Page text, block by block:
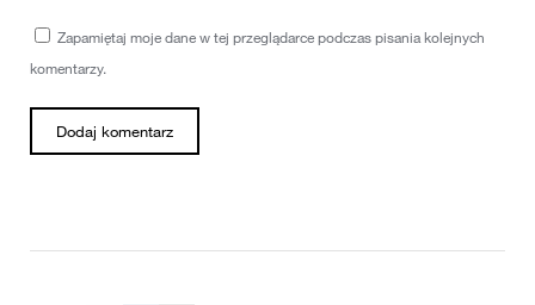
Zapamiętaj moje dane w tej przeglądarce podczas pisania kolejnych
komentarzy.